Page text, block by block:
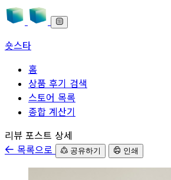
숏스타
홈
상품 후기 검색
스토어 목록
종합 계산기
본문으로 바로가기
리뷰 포스트 상세
목록으로
공유하기 인쇄